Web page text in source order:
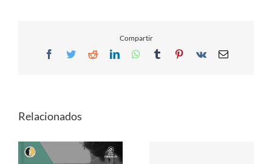
Compartir
Facebook
TwitterRedditLinkedInWhatsApp
TumblrPinterest
Vk Email
Relacionados